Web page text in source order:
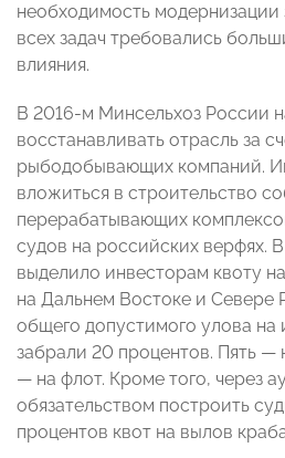
необходимость
всех задач требовались
влияния.
В 2016-м Минсельхоз России
восстанавливать отрасль за
рыбодобывающих компаний.
вложиться в строительство
перерабатывающих
судов на российских верфях.
выделило инвесторам квоту
на Дальнем Востоке и Севере
общего допустимого улова на
забрали 20 процентов. Пять —
— на флот. Кроме того, через
обязательством построить
процентов квот на вылов